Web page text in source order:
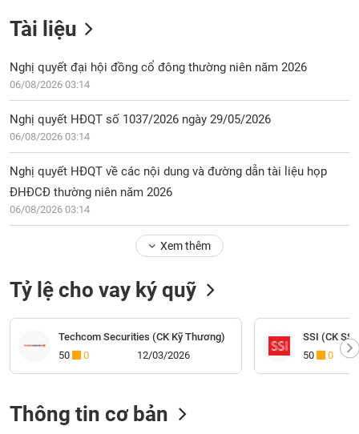
Tài liệu
Nghị quyết đại hội đồng cổ đông thường niên năm 2026
06/08/2026 03:14
Nghị quyết HĐQT số 1037/2026 ngày 29/05/2026
06/08/2026 03:14
Nghị quyết HĐQT về các nội dung và đường dẫn tài liệu họp
ĐHĐCĐ thường niên năm 2026
06/08/2026 03:14
Xem thêm
Tỷ lệ cho vay ký quỹ
Techcom Securities (CK Kỹ Thương)
50
0 12/03/2026
SSI (CK
50
0
Thông tin cơ bản